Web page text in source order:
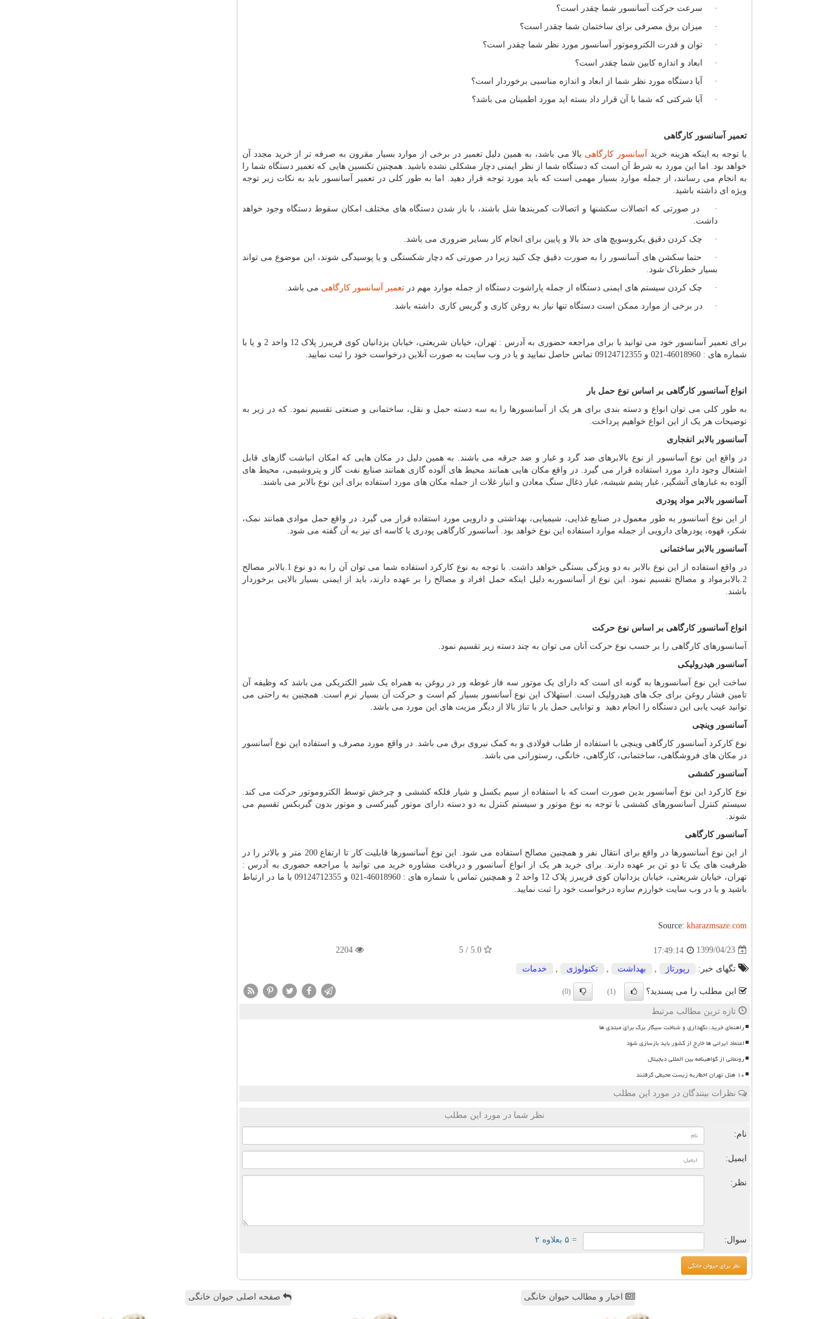
· سرعت حرکت آسانسور شما چقدر است؟
· میزان برق مصرفی برای ساختمان شما چقدر است؟
· توان و قدرت الکتروموتور آسانسور مورد نظر شما چقدر است؟
· ابعاد و اندازه کابین شما چقدر است؟
· آیا دستگاه مورد نظر شما از ابعاد و اندازه مناسبی برخوردار است؟
· آیا شرکتی که شما با آن قرار داد بسته اید مورد اطمینان می باشد؟
تعمیر آسانسور کارگاهی
با توجه به اینکه هزینه خرید
آسانسور کارگاهی بالا می باشد، به همین دلیل تعمیر در برخی از موارد بسیار مقرون به صرفه تر از خرید مجدد آن
خواهد بود. اما این مورد به شرط آن است که دستگاه شما از نظر ایمنی دچار مشکلی نشده باشید. همچنین تکنسین هایی که تعمیر دستگاه شما را
به انجام می رسانند، از جمله موارد بسیار مهمی است که باید مورد توجه قرار دهید. اما به طور کلی در تعمیر آسانسور باید به نکات زیر توجه
ویژه ای داشته باشید.
· در صورتی که اتصالات سکشنها و اتصالات کمربندها شل باشند، با باز شدن دستگاه های مختلف امکان سقوط دستگاه وجود خواهد
داشت.
· چک کردن دقیق یکروسویچ های حد بالا و پایین برای انجام کار بسایر ضروری می باشد.
· حتما سکشن های آسانسور را به صورت دقیق چک کنید زیرا در صورتی که دچار شکستگی و یا پوسیدگی شوند، این موضوع می تواند
بسیار خطرناک شود.
· چک کردن سیستم های ایمنی دستگاه از جمله پاراشوت دستگاه از جمله موارد مهم در تعمیر آسانسور کارگاهی می باشد.
· در برخی از موارد ممکن است دستگاه تنها نیاز به روغن کاری و گریس کاری داشته باشد.
برای تعمیر آسانسور خود می توانید با برای مراجعه حضوری به آدرس : تهران، خیابان شریعتی، خیابان یزدانیان کوی فریبرز پلاک 12 واحد 2 و یا با
شماره های : 46018960-021 و 09124712355 تماس حاصل نمایید و یا در وب سایت به صورت آنلاین درخواست خود را ثبت نمایید.
انواع آسانسور کارگاهی بر اساس نوع حمل بار
به طور کلی می توان انواع و دسته بندی برای هر یک از آسانسورها را به سه دسته حمل و نقل، ساختمانی و صنعتی تقسیم نمود. که در زیر به
توضیحات هر یک از این انواع خواهیم پرداخت.
آسانسور بالابر انفجاری
در واقع این نوع آسانسور از نوع بالابرهای ضد گرد و غبار و ضد جرقه می باشند. به همین دلیل در مکان هایی که امکان انباشت گازهای قابل
اشتعال وجود دارد مورد استفاده قرار می گیرد. در واقع مکان هایی همانند محیط های آلوده گازی همانند صنایع نفت گاز و پتروشیمی، محیط های
آلوده به غبارهای آتشگیر، غبار پشم شیشه، غبار ذغال سنگ معادن و انبار غلات از جمله مکان های مورد استفاده برای این نوع بالابر می باشند.
آسانسور بالابر مواد پودری
از این نوع آسانسور به طور معمول در صنایع غذایی، شیمیایی، بهداشتی و دارویی مورد استفاده قرار می گیرد. در واقع حمل موادی همانند نمک،
شکر، قهوه، پودرهای دارویی از جمله موارد استفاده این نوع خواهد بود. آسانسور کارگاهی پودری یا کاسه ای نیز به آن گفته می شود.
آسانسور بالابر ساختمانی
در واقع استفاده از این نوع بالابر به دو ویژگی بستگی خواهد داشت. با توجه به نوع کارکرد استفاده شما می توان آن را به دو نوع 1.بالابر مصالح
2.بالابرمواد و مصالح تقسیم نمود. این نوع از آسانسوربه دلیل اینکه حمل افراد و مصالح را بر عهده دارند، باید از ایمنی بسیار بالایی برخوردار
باشند.
انواع آسانسور کارگاهی بر اساس نوع حرکت
آسانسورهای کارگاهی را بر حسب نوع حرکت آنان می توان به چند دسته زیر تقسیم نمود.
آسانسور هیدرولیکی
ساخت این نوع آسانسورها به گونه ای است که دارای یک موتور سه فاز غوطه ور در روغن به همراه یک شیر الکتریکی می باشد که وظیفه آن
تامین فشار روغن برای جک های هیدرولیک است. استهلاک این نوع آسانسور بسیار کم است و حرکت آن بسیار نرم است. همچنین به راحتی می
توانید عیب یابی این دستگاه را انجام دهید و توانایی حمل بار با تناژ بالا از دیگر مزیت های این مورد می باشد.
آسانسور وینچی
نوع کارکرد آسانسور کارگاهی وینچی با استفاده از طناب فولادی و به کمک نیروی برق می باشد. در واقع مورد مصرف و استفاده این نوع آسانسور
در مکان های فروشگاهی، ساختمانی، کارگاهی، خانگی، رستورانی می باشد.
آسانسور کششی
نوع کارکرد این نوع آسانسور بدین صورت است که با استفاده از سیم بکسل و شیار فلکه کششی و چرخش توسط الکتروموتور حرکت می کند.
سیستم کنترل آسانسورهای کششی با توجه به نوع موتور و سیستم کنترل به دو دسته دارای موتور گیبرکسی و موتور بدون گیربکس تقسیم می
شوند.
آسانسور کارگاهی
از این نوع آسانسورها در واقع برای انتقال نفر و همچنین مصالح استفاده می شود. این نوع آسانسورها قابلیت کار تا ارتفاع 200 متر و بالاتر را در
ظرفیت های یک تا دو تن بر عهده دارند. برای خرید هر یک از انواع آسانسور و دریافت مشاوره خرید می توانید با مراجعه حضوری به آدرس :
تهران، خیابان شریعتی، خیابان یزدانیان کوی فریبرز پلاک 12 واحد 2 و همچنین تماس با شماره های : 46018960-021 و 09124712355 با ما در ارتباط
باشید و یا در وب سایت خوارزم سازه درخواست خود را ثبت نمایید.
Source: kharazmsaze.com
1399/04/23
17:49:14
5.0 / 5
2204
تگهای خبر: رپورتاژ بهداشت تكنولوژی خدمات
این مطلب را می پسندید؟ (1)
(0)
تازه ترین مطالب مرتبط
راهنمای خرید، نگهداری و شناخت سیگار برگ برای مبتدی ها
اعتماد ایرانی ها خارج از کشور باید بازسازی شود
رونمائی از گواهینامه بین المللی دیجیتال
۱۰ هتل تهران اخطاریه زیست محیطی گرفتند
نظرات بینندگان در مورد این مطلب
نظر شما در مورد این مطلب
نام:
ایمیل:
نظر:
سوال: = ۵ بعلاوه ۲
اخبار و مطالب حیوان خانگی صفحه اصلی حیوان خانگی